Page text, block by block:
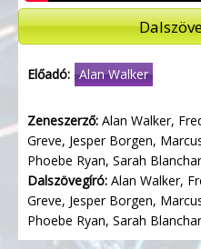
Előadó: Alan Walker
Zeneszerző: Alan Walker,
Greve, Jesper Borgen,
Phoebe Ryan, Sarah
Dalszövegíró: Alan Walker,
Greve, Jesper Borgen,
Phoebe Ryan, Sarah